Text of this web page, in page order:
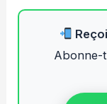
Abonne-